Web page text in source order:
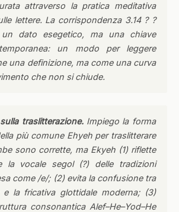
attraverso la pratica meditativa
lettere. La corrispondenza 3.14 ? ?
dato esegetico, ma una chiave
un modo per leggere
una definizione, ma come una curva
che non si chiude.
traslitterazione.Impiego la forma
più comune Ehyeh per traslitterare
sono corrette, ma Ekyeh (1) riflette
la vocale segol (?) delle tradizioni
come /e/; (2) evita la confusione tra
e la fricativa glottidale moderna; (3)
consonantica Alef–He–Yod–He